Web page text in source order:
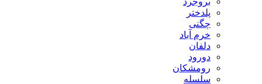
پلدختر
چگنی
خرم آباد
دلفان
دورود
رومشکان
سلسله